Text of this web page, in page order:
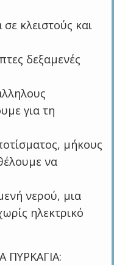
κλειστούς και
δεξαμενές
για τη
μήκους
να
νερού, μια
ηλεκτρικό
ΠΥΡΚΑΓΙΑ: